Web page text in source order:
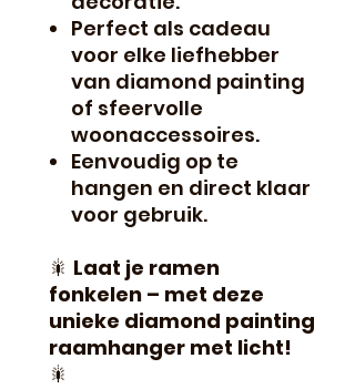
Perfect als cadeau
voor elke liefhebber
van diamond painting
of sfeervolle
woonaccessoires.
Eenvoudig op te
hangen en direct klaar
voor gebruik.
🎇 Laat je ramen
fonkelen – met deze
unieke diamond painting
raamhanger met licht!
🎇